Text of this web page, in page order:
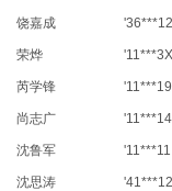
饶嘉成 '36***12
荣烨 '11***3X
芮学锋 '11***19
尚志广 '11***14
沈鲁军 '11***11
沈思涛 '41***12